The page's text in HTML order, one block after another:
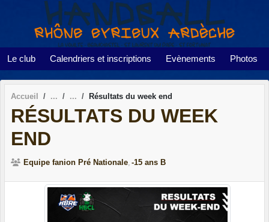
Le club Calendriers et inscriptions Evènements Photos
Accueil Résultats du week end
RÉSULTATS DU WEEK
END
Equipe fanion Pré Nationale -15 ans B
Panneau de gestion des cookies